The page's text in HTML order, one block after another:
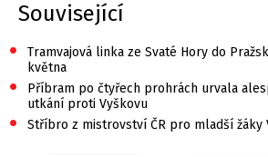
Související
•
Tramvajová linka ze Svaté Hory do
května
•
Příbram po čtyřech prohrách urvala
utkání proti Vyškovu
• Stříbro z mistrovství ČR pro mladší žáky